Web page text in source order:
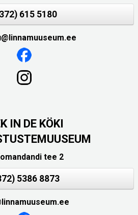
615 5180
IN DE KÖKI
tee 2
5386 8873